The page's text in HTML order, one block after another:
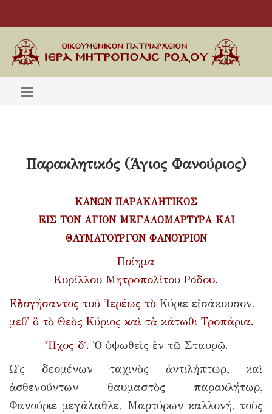
Παρακλητικός (Άγιος Φανούριος)
ΚΑΝΩΝ ΠΑΡΑΚΛΗΤΙΚΟΣ
ΕΙΣ ΤΟΝ ΑΓΙΟΝ ΜΕΓΑΛΟΜΑΡΤΥΡΑ ΚΑΙ
ΘΑΥΜΑΤΟΥΡΓΟΝ ΦΑΝΟΥΡΙΟΝ
Ποίημα
Κυρίλλου Μητροπολίτου Ρόδου.
Εὐλογήσαντος τοῦ Ἱερέως τὸ Κύριε εἰσάκουσον,
μεθ᾿ ὃ τὸ Θεὸς Κύριος καὶ τὰ κάτωθι Τροπάρια.
Ἦχος δ΄. Ὁ ὑψωθεὶς ἐν τῷ Σταυρῷ.
Ω῾ς δεομένων ταχινὸς ἀντιλήπτωρ, καὶ
ἀσθενούντων θαυμαστὸς παρακλήτωρ,
Φανούριε μεγάλαθλε, Μαρτύρων καλλονή, τοὺς